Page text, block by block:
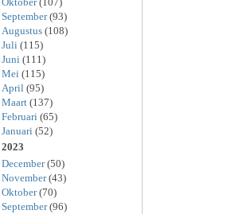
September(93)
Augustus (108)
Juli (115)
Juni (111)
Mei (115)
April (95)
Maart (137)
Februari (65)
Januari (52)
2023
December(50)
November(43)
Oktober(70)
September(96)